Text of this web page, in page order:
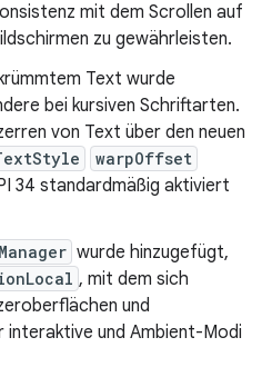
mit dem Scrollen auf
zu gewährleisten.
Text wurde
bei kursiven Schriftarten.
von Text über den neuen
warpOffset
34 standardmäßig aktiviert
wurde hinzugefügt,
, mit dem sich
und
interaktive und Ambient-Modi